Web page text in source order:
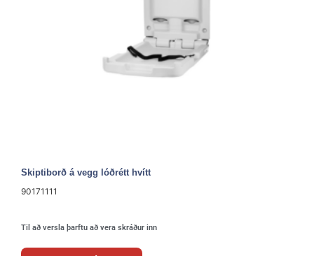
Skiptiborð á vegg lóðrétt hvítt
90171111
Til að versla þarftu að vera skráður inn